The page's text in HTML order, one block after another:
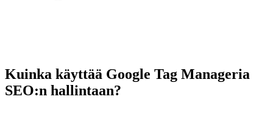
Kuinka käyttää Google Tag Manageria
SEO:n hallintaan?